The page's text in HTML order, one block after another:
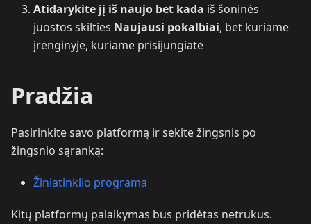
Atidarykite jį iš naujo bet kada iš šoninės
juostos skilties Naujausi pokalbiai, bet kuriame
įrenginyje, kuriame prisijungiate
Pradžia
Pasirinkite savo platformą ir sekite žingsnis po
žingsnio sąranką:
Žiniatinklio programa
Kitų platformų palaikymas bus pridėtas netrukus.